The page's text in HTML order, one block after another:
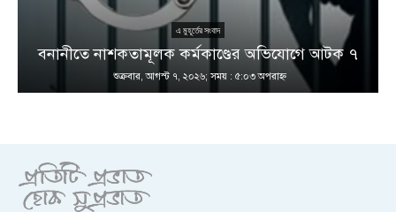
এ মুহূর্তের সংবাদ
বনানীতে নাশকতামূলক কর্মকাণ্ডের অভিযোগে আটক ৭
শুক্রবার, আগস্ট ৭, ২০২৬; সময় : ৫:০৩ অপরাহ্ণ